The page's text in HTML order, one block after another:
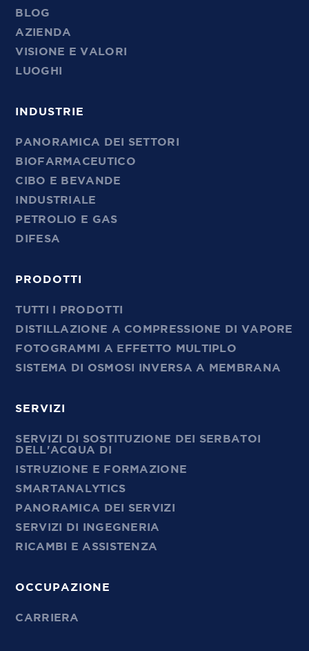
BLOG
AZIENDA
VISIONE E VALORI
LUOGHI
INDUSTRIE
PANORAMICA DEI SETTORI
BIOFARMACEUTICO
CIBO E BEVANDE
INDUSTRIALE
PETROLIO E GAS
DIFESA
PRODOTTI
TUTTI I PRODOTTI
DISTILLAZIONE A COMPRESSIONE DI VAPORE
FOTOGRAMMI A EFFETTO MULTIPLO
SISTEMA DI OSMOSI INVERSA A MEMBRANA
SERVIZI
SERVIZI DI SOSTITUZIONE DEI SERBATOI
DELL'ACQUA DI
ISTRUZIONE E FORMAZIONE
SMARTANALYTICS
PANORAMICA DEI SERVIZI
SERVIZI DI INGEGNERIA
RICAMBI E ASSISTENZA
OCCUPAZIONE
CARRIERA